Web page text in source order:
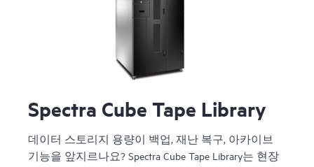
Spectra Cube Tape Library
데이터 스토리지 용량이 백업, 재난 복구, 아카이브
기능을 앞지르나요? Spectra Cube Tape Library는 현장